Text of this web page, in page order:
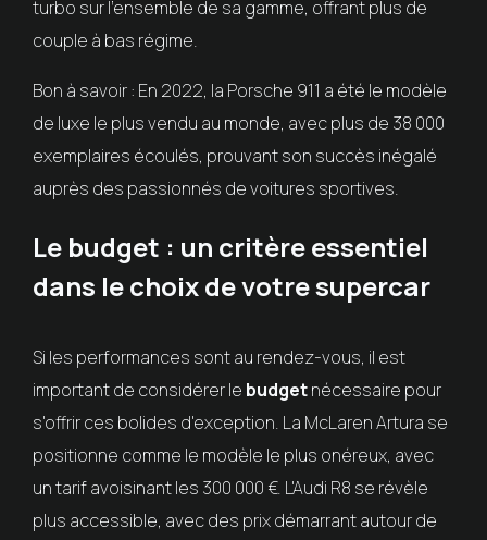
turbo sur l'ensemble de sa gamme, offrant plus de
couple à bas régime.
Bon à savoir : En 2022, la Porsche 911 a été le modèle
de luxe le plus vendu au monde, avec plus de 38 000
exemplaires écoulés, prouvant son succès inégalé
auprès des passionnés de voitures sportives.
Le budget : un critère essentiel
dans le choix de votre supercar
Si les performances sont au rendez-vous, il est
important de considérer le budgetnécessaire pour
s'offrir ces bolides d'exception. La McLaren Artura se
positionne comme le modèle le plus onéreux, avec
un tarif avoisinant les 300 000 €. L'Audi R8 se révèle
plus accessible, avec des prix démarrant autour de